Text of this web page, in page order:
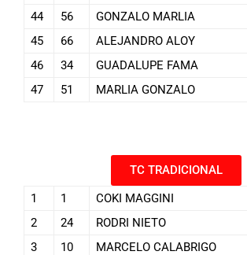
44
56 GONZALO MARLIA
45
66 ALEJANDRO ALOY
46
34 GUADALUPE FAMA
47
51 MARLIA GONZALO
TC TRADICIONAL
1
1 COKI MAGGINI
2
24 RODRI NIETO
3
10 MARCELO CALABRIGO